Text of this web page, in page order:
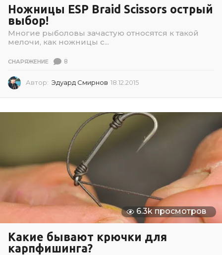
Ножницы ESP Braid Scissors острый
выбор!
Многие рыболовы зачастую относятся к такой
мелочи, как ножницы с...
СНАРЯЖЕНИЕ 8
Автор: Эдуард Смирнов 18.12.2015
1
0
6.3k просмотров
Какие бывают крючки для
карпфишинга?